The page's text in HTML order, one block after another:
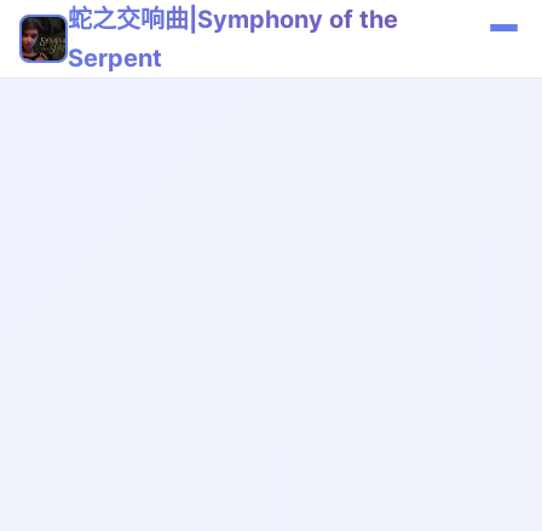
蛇之交响曲|Symphony of the
Serpent